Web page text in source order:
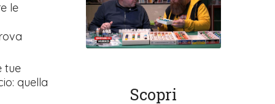
le
tue
quella
Scopri